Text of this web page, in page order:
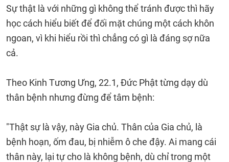
Sự thật là với những gì không thể tránh được thì hãy
học cách hiểu biết để đối mặt chúng một cách khôn
ngoan, vì khi hiểu rồi thì chẳng có gì là đáng sợ nữa
cả.
Theo Kinh Tương Ưng, 22.1, Ðức Phật từng dạy dù
thân bệnh nhưng đừng để tâm bệnh:
"Thật sự là vậy, này Gia chủ. Thân của Gia chủ, là
bệnh hoạn, ốm đau, bị nhiễm ô che đậy. Ai mang cái
thân này, lại tự cho là không bệnh, dù chỉ trong một